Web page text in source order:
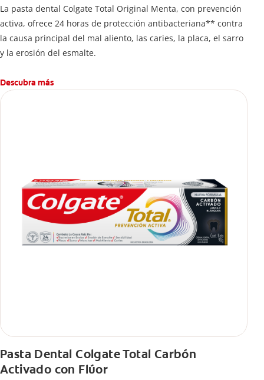
La pasta dental Colgate Total Original Menta, con prevención
activa, ofrece 24 horas de protección antibacteriana** contra
la causa principal del mal aliento, las caries, la placa, el sarro
y la erosión del esmalte.
Descubra más
Pasta Dental Colgate Total Carbón
Activado con Flúor